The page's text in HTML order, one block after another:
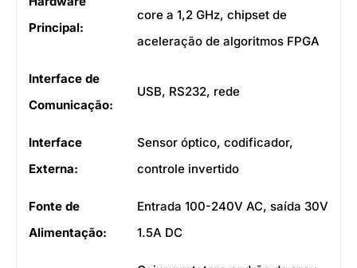
Principal:
core a 1,2 GHz, chipset de
aceleração de algoritmos FPGA
Interface de
Comunicação:
USB, RS232, rede
Interface
Externa:
Sensor óptico, codificador,
controle invertido
Fonte de
Alimentação:
Entrada 100-240V AC, saída 30V
1.5A DC